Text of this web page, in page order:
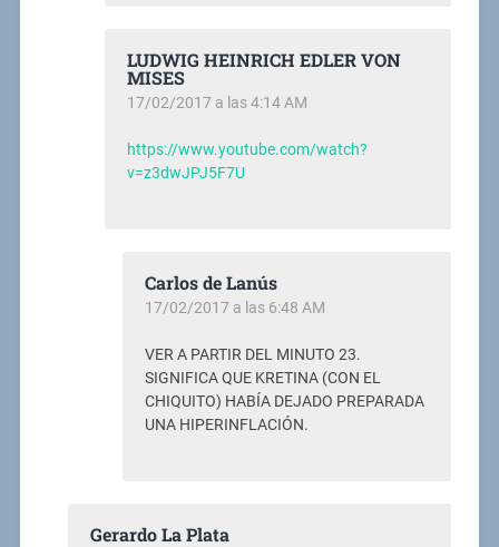
LUDWIG HEINRICH EDLER VON
MISES
17/02/2017 a las 4:14 AM
https://www.youtube.com/watch?
v=z3dwJPJ5F7U
Carlos de Lanús
17/02/2017 a las 6:48 AM
VER A PARTIR DEL MINUTO 23.
SIGNIFICA QUE KRETINA (CON EL
CHIQUITO) HABÍA DEJADO PREPARADA
UNA HIPERINFLACIÓN.
Gerardo La Plata